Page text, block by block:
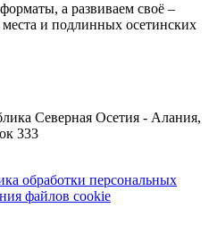
а развиваем своё –
и подлинных осетинских
Северная Осетия - Алания,
333
обработки персональных
файлов cookie